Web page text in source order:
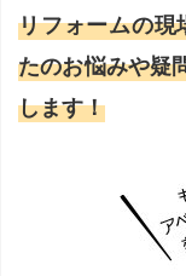
リフォームの現
たのお悩みや疑
します！